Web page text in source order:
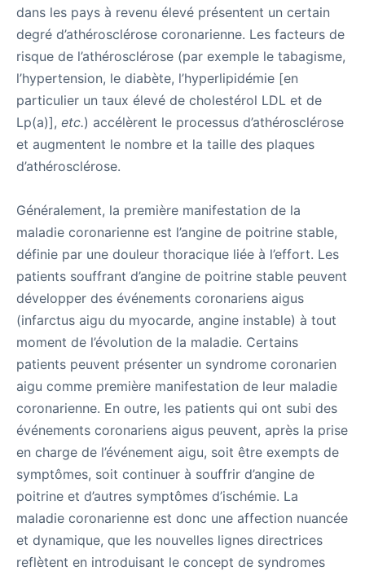
dans les pays à revenu élevé présentent un certain
degré d’athérosclérose coronarienne. Les facteurs de
risque de l’athérosclérose (par exemple le tabagisme,
l’hypertension, le diabète, l’hyperlipidémie [en
particulier un taux élevé de cholestérol LDL et de
Lp(a)], etc.) accélèrent le processus d’athérosclérose
et augmentent le nombre et la taille des plaques
d’athérosclérose.
Généralement, la première manifestation de la
maladie coronarienne est l’angine de poitrine stable,
définie par une douleur thoracique liée à l’effort. Les
patients souffrant d’angine de poitrine stable peuvent
développer des événements coronariens aigus
(infarctus aigu du myocarde, angine instable) à tout
moment de l’évolution de la maladie. Certains
patients peuvent présenter un syndrome coronarien
aigu comme première manifestation de leur maladie
coronarienne. En outre, les patients qui ont subi des
événements coronariens aigus peuvent, après la prise
en charge de l’événement aigu, soit être exempts de
symptômes, soit continuer à souffrir d’angine de
poitrine et d’autres symptômes d’ischémie. La
maladie coronarienne est donc une affection nuancée
et dynamique, que les nouvelles lignes directrices
reflètent en introduisant le concept de syndromes